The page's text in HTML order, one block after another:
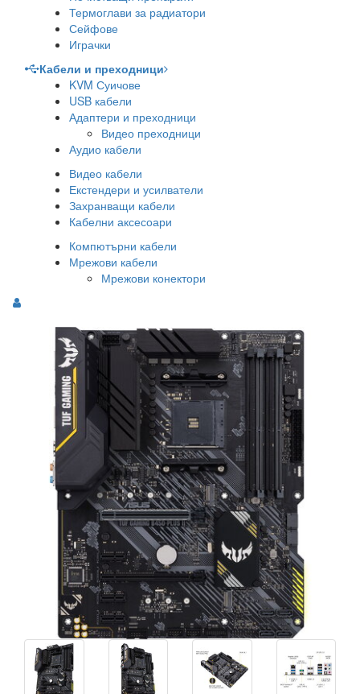
Термоглави за радиатори
Сейфове
Играчки
Кабели и преходници
KVM Суичове
USB кабели
Адаптери и преходници
Видео преходници
Аудио кабели
Видео кабели
Екстендери и усилватели
Захранващи кабели
Кабелни аксесоари
Компютърни кабели
Мрежови кабели
Мрежови конектори